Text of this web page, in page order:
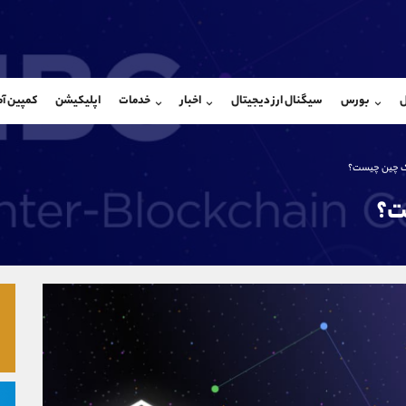
بورس سیگنال ارز دیجیتال اخبار خدمات اپلیکیشن کمپین
چین چیست؟@Armteam_admin_por
واتساپ شروع